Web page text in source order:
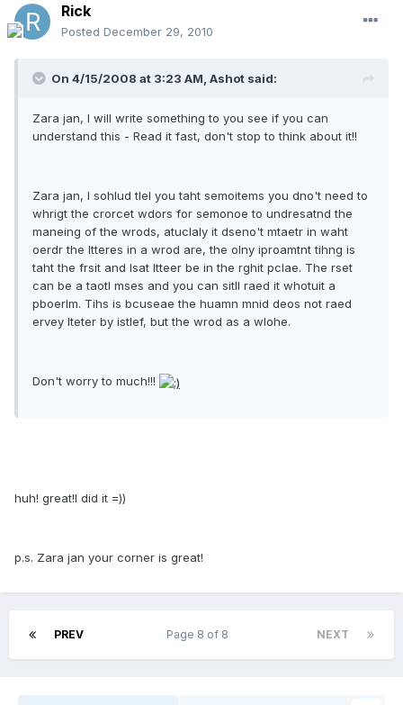
Rick
Posted December 29, 2010
On 4/15/2008 at 3:23 AM, Ashot said:
Zara jan, I will write something to you see if you can
understand this - Read it fast, don't stop to think about it!!
Zara jan, I sohlud tlel you taht semoitems you dno't need to
whrigt the crorcet wdors for semonoe to undresatnd the
maneing of the wrods, atuclaly it dseno't mtaetr in waht
oerdr the ltteres in a wrod are, the olny iproamtnt tihng is
taht the frsit and lsat ltteer be in the rghit pclae. The rset
can be a taotl mses and you can sitll raed it whotuit a
pboerlm. Tihs is bcuseae the huamn mnid deos not raed
ervey lteter by istlef, but the wrod as a wlohe.
Don't worry to much!!!
huh! great!I did it =))
p.s. Zara jan your corner is great!
PREV NEXT
Page 8 of 8